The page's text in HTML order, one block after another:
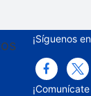
¡Síguenos